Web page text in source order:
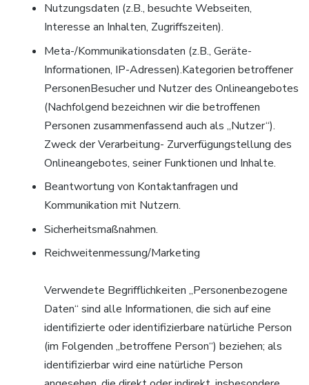
Nutzungsdaten (z.B., besuchte Webseiten,
Interesse an Inhalten, Zugriffszeiten).
Meta-/Kommunikationsdaten (z.B., Geräte-
Informationen, IP-Adressen).Kategorien betroffener
PersonenBesucher und Nutzer des Onlineangebotes
(Nachfolgend bezeichnen wir die betroffenen
Personen zusammenfassend auch als „Nutzer“).
Zweck der Verarbeitung- Zurverfügungstellung des
Onlineangebotes, seiner Funktionen und Inhalte.
Beantwortung von Kontaktanfragen und
Kommunikation mit Nutzern.
Sicherheitsmaßnahmen.
Reichweitenmessung/Marketing
Verwendete Begrifflichkeiten „Personenbezogene
Daten“ sind alle Informationen, die sich auf eine
identifizierte oder identifizierbare natürliche Person
(im Folgenden „betroffene Person“) beziehen; als
identifizierbar wird eine natürliche Person